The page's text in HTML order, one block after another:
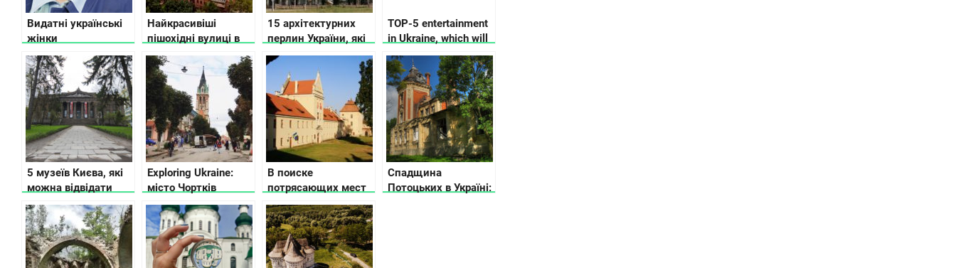
Видатні українські
жінки
Найкрасивіші
пішохідні вулиці в
різних містах
України
15 архітектурних
перлин України, які
ще можна
врятувати (фото)
TOP-5 entertainment
in Ukraine, which will
inspire you
5 музеїв Києва, які
можна відвідати
безкоштовно
Exploring Ukraine:
місто Чортків
В поиске
потрясающих мест
Львовской области
– замки, дворцы и
усадьбы
Спадщина
Потоцьких в Україні: